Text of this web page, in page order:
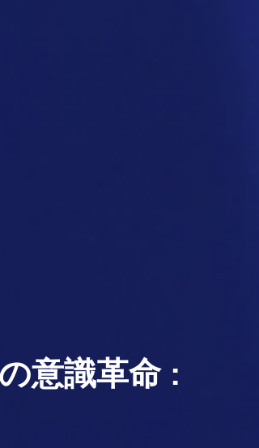
意識革命 :